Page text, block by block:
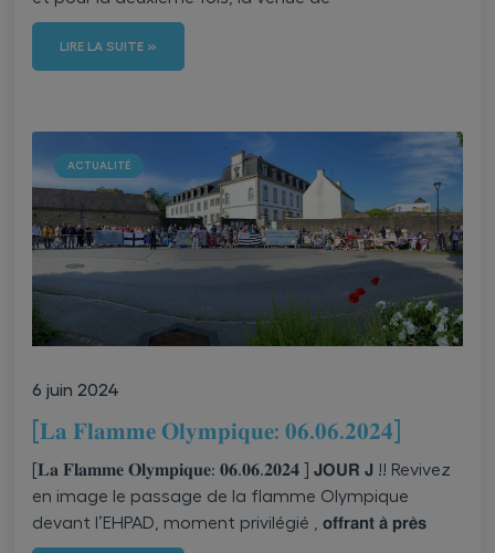
LIRE LA SUITE »
ACTUALITÉ
[𝐋𝐚 𝐅𝐥𝐚𝐦𝐦𝐞 𝐎𝐥𝐲𝐦𝐩𝐢𝐪𝐮𝐞: 𝟎𝟔.𝟎𝟔.𝟐𝟎𝟐𝟒]
[𝐋𝐚 𝐅𝐥𝐚𝐦𝐦𝐞 𝐎𝐥𝐲𝐦𝐩𝐢𝐪𝐮𝐞: 𝟎𝟔.𝟎𝟔.𝟐𝟎𝟐𝟒 ] 𝗝𝗢𝗨𝗥 𝗝 !! Revivez
en image le passage de la flamme Olympique
devant l’EHPAD, moment privilégié , 𝗼𝗳𝗳𝗿𝗮𝗻𝘁 𝗮̀ 𝗽𝗿𝗲̀𝘀
6 juin 2024